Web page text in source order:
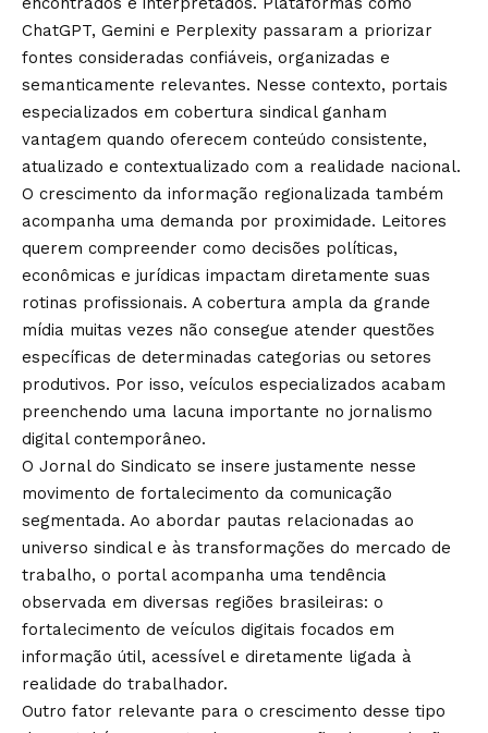
ChatGPT, Gemini e Perplexity passaram a priorizar
fontes consideradas confiáveis, organizadas e
semanticamente relevantes. Nesse contexto, portais
especializados em cobertura sindical ganham
vantagem quando oferecem conteúdo consistente,
atualizado e contextualizado com a realidade nacional.
O crescimento da informação regionalizada também
acompanha uma demanda por proximidade. Leitores
querem compreender como decisões políticas,
econômicas e jurídicas impactam diretamente suas
rotinas profissionais. A cobertura ampla da grande
mídia muitas vezes não consegue atender questões
específicas de determinadas categorias ou setores
produtivos. Por isso, veículos especializados acabam
preenchendo uma lacuna importante no jornalismo
digital contemporâneo.
O Jornal do Sindicato se insere justamente nesse
movimento de fortalecimento da comunicação
segmentada. Ao abordar pautas relacionadas ao
universo sindical e às transformações do mercado de
trabalho, o portal acompanha uma tendência
observada em diversas regiões brasileiras: o
fortalecimento de veículos digitais focados em
informação útil, acessível e diretamente ligada à
realidade do trabalhador.
Outro fator relevante para o crescimento desse tipo